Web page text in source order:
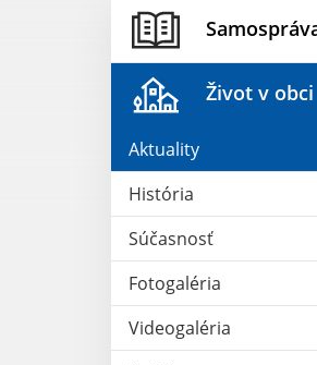
Život v obci
Aktuality
História
Súčasnosť
Fotogaléria
Videogaléria